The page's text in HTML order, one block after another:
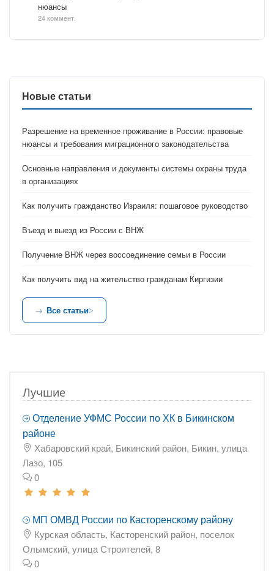
нюансы
24 коммент.
Новые статьи
Разрешение на временное проживание в России: правовые
нюансы и требования миграционного законодательства
Основные направления и документы системы охраны труда
в организациях
Как получить гражданство Израиля: пошаговое руководство
Въезд и выезд из России с ВНЖ
Получение ВНЖ через воссоединение семьи в России
Как получить вид на жительство гражданам Киргизии
Все статьи
Лучшие
Отделение УФМС России по ХК в Бикинском
районе
Хабаровский край, Бикинский район, Бикин, улица
Лазо, 105
0
МП ОМВД России по Касторенскому району
Курская область, Касторенский район, поселок
Олымский, улица Строителей, 8
0